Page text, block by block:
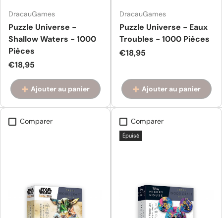
DracauGames
Puzzle Universe -
Shallow Waters - 1000
Pièces
Prix habituel
€18,95
Ajouter au panier
DracauGames
Puzzle Universe - Eaux
Troubles - 1000 Pièces
Prix habituel
€18,95
Ajouter au panier
Comparer Comparer
Épuisé